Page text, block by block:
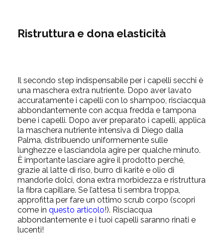
Ristruttura e dona elasticità
Il secondo step indispensabile per i capelli secchi è
una maschera extra nutriente. Dopo aver lavato
accuratamente i capelli con lo shampoo, risciacqua
abbondantemente con acqua fredda e tampona
bene i capelli. Dopo aver preparato i capelli, applica
la maschera nutriente intensiva di Diego dalla
Palma, distribuendo uniformemente sulle
lunghezze e lasciandola agire per qualche minuto.
È importante lasciare agire il prodotto perché,
grazie al latte di riso, burro di karitè e olio di
mandorle dolci, dona extra morbidezza e ristruttura
la fibra capillare. Se l’attesa ti sembra troppa,
approfitta per fare un ottimo scrub corpo (scopri
come in questo articolo!). Risciacqua
abbondantemente e i tuoi capelli saranno rinati e
lucenti!